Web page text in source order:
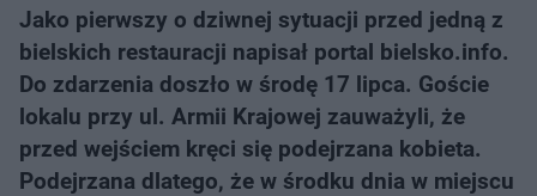
Jako pierwszy o dziwnej sytuacji przed jedną z
bielskich restauracji napisał portal bielsko.info.
Do zdarzenia doszło w środę 17 lipca. Goście
lokalu przy ul. Armii Krajowej zauważyli, że
przed wejściem kręci się podejrzana kobieta.
Podejrzana dlatego, że w środku dnia w miejscu